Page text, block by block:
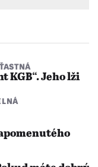
KGB“. Jeho lži